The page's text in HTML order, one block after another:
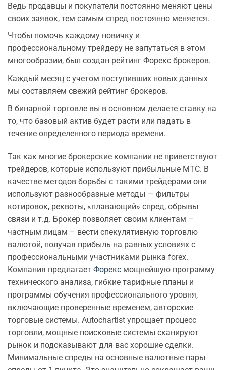
Ведь продавцы и покупатели постоянно меняют цены
своих заявок, тем самым спред постоянно меняется.
Чтобы помочь каждому новичку и
профессиональному трейдеру не запутаться в этом
многообразии, был создан рейтинг Форекс брокеров.
Каждый месяц с учетом поступивших новых данных
мы составляем свежий рейтинг брокеров.
В бинарной торговле вы в основном делаете ставку на
то, что базовый актив будет расти или падать в
течение определенного периода времени.
Так как многие брокерские компании не приветствуют
трейдеров, которые используют прибыльные МТС. В
качестве методов борьбы с такими трейдерами они
используют разнообразные методы — фильтры
котировок, реквоты, «плавающий» спред, обрывы
связи и т.д. Брокер позволяет своим клиентам –
частным лицам – вести спекулятивную торговлю
валютой, получая прибыль на равных условиях с
профессиональными участниками рынка forex.
Компания предлагает Форекс мощнейшую программу
технического анализа, гибкие тарифные планы и
программы обучения профессионального уровня,
включающие проверенные временем, авторские
торговые системы. Autochartist упрощает процесс
торговли, мощные поисковые системы сканируют
рынок и подсказывают для вас хорошие сделки.
Минимальные спреды на основные валютные пары